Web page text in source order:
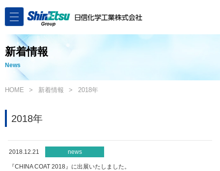
新着情報
News
HOME 新着情報 2018年
2018年
2018.12.21 news
『CHINA COAT 2018』に出展いたしました。